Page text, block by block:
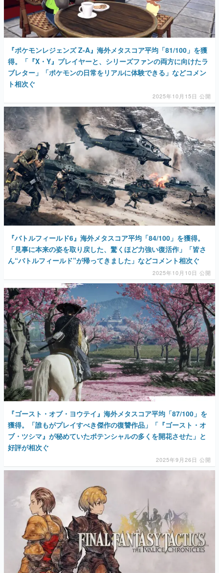
『ポケモンレジェンズ Z-A』海外メタスコア平均「81/100」を獲
得。「『X・Y』プレイヤーと、シリーズファンの両方に向けたラ
ブレター」「ポケモンの日常をリアルに体験できる」などコメン
ト相次ぐ
2025年10月15日 公開
『バトルフィールド6』海外メタスコア平均「84/100」を獲得。
「見事に本来の姿を取り戻した、驚くほど力強い復活作」「皆さ
ん“バトルフィールド”が帰ってきました」などコメント相次ぐ
2025年10月10日 公開
『ゴースト・オブ・ヨウテイ』海外メタスコア平均「87/100」を
獲得。「誰もがプレイすべき傑作の復讐作品」「『ゴースト・オ
ブ・ツシマ』が秘めていたポテンシャルの多くを開花させた」と
好評が相次ぐ
2025年9月26日 公開